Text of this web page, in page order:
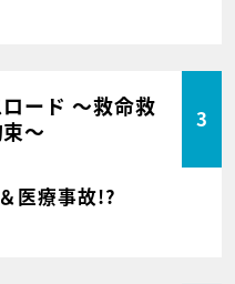
ード ～救命救
～
3
医療事故!?